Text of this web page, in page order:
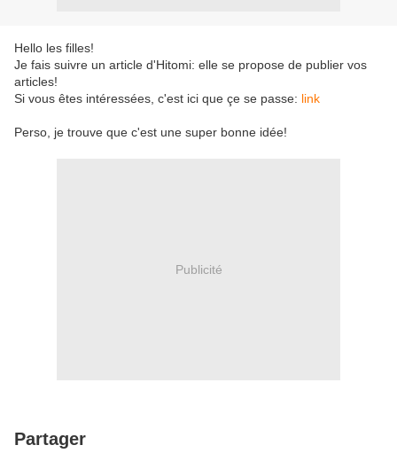
Hello les filles!
Je fais suivre un article d'Hitomi: elle se propose de publier vos
articles!
Si vous êtes intéressées, c'est ici que çe se passe: link
Perso, je trouve que c'est une super bonne idée!
Publicité
Partager